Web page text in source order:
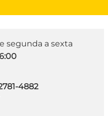
segunda a sexta
4882